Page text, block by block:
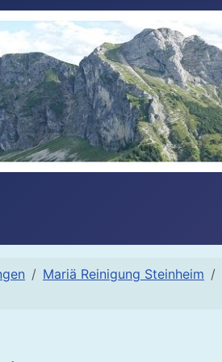
Mariä Reinigung Steinheim